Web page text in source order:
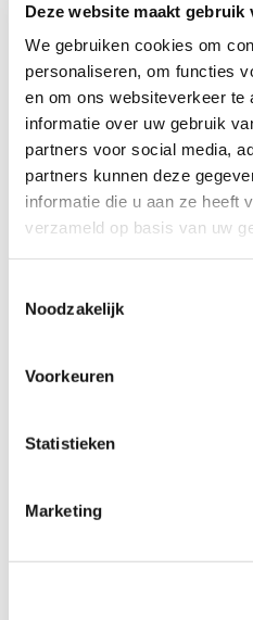
Deze website maakt gebruik
We gebruiken cookies om
personaliseren, om functies
en om ons websiteverkeer te
informatie over uw gebruik
partners voor social media,
partners kunnen deze
informatie die u aan ze heeft
verzameld op basis van uw
Noodzakelijk
Voorkeuren
Statistieken
Marketing
Ignis
van de
biedt online
Website Ignis